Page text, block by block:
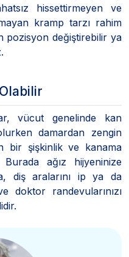
hissettirmeyen ve
kramp tarzı rahim
pozisyon değiştirebilir ya
vücut genelinde kan
damardan zengin
bir şişkinlik ve kanama
ağız hijyeninize
diş aralarını ip ya da
doktor randevularınızı